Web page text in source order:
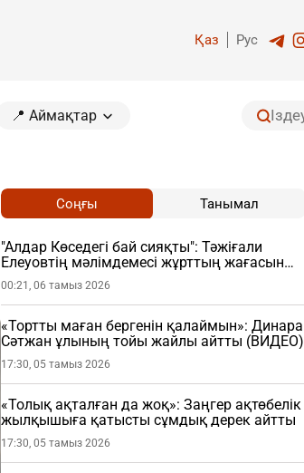
Қаз Рус
📍 Аймақтар
Соңғы Танымал
"Алдар Көседегі бай сияқты": Тәжіғали
Елеуовтің мәлімдемесі жұрттың жағасын
ұстатты
00:21, 06 тамыз 2026
«Тортты маған бергенін қалаймын»: Динара
Сәтжан ұлының тойы жайлы айтты (ВИДЕО)
17:30, 05 тамыз 2026
«Толық ақталған да жоқ»: Заңгер ақтөбелік
жылқышыға қатысты сұмдық дерек айтты
17:30, 05 тамыз 2026